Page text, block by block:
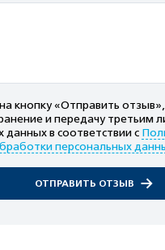
кнопку «Отправить
и передачу третьим
данных в соответствии с
персональных
ОТПРАВИТЬ ОТЗЫВ